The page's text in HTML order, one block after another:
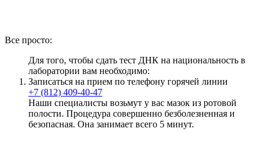
Все просто:
Для того, чтобы сдать тест ДНК на национальность в
лаборатории вам необходимо:
Записаться на прием по телефону горячей линии
+7 (812) 409-40-47
Наши специалисты возьмут у вас мазок из ротовой
полости. Процедура совершенно безболезненная и
безопасная. Она занимает всего 5 минут.